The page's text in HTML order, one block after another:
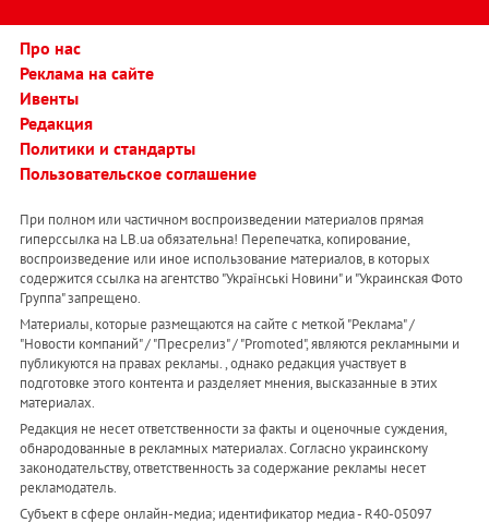
Про нас
Реклама на сайте
Ивенты
Редакция
Политики и стандарты
Пользовательское соглашение
При полном или частичном воспроизведении материалов прямая
гиперссылка на LB.ua обязательна! Перепечатка, копирование,
воспроизведение или иное использование материалов, в которых
содержится ссылка на агентство "Українськi Новини" и "Украинская Фото
Группа" запрещено.
Материалы, которые размещаются на сайте с меткой "Реклама" /
"Новости компаний" / "Пресрелиз" / "Promoted", являются рекламными и
публикуются на правах рекламы. , однако редакция участвует в
подготовке этого контента и разделяет мнения, высказанные в этих
материалах.
Редакция не несет ответственности за факты и оценочные суждения,
обнародованные в рекламных материалах. Согласно украинскому
законодательству, ответственность за содержание рекламы несет
рекламодатель.
Субъект в сфере онлайн-медиа; идентификатор медиа - R40-05097